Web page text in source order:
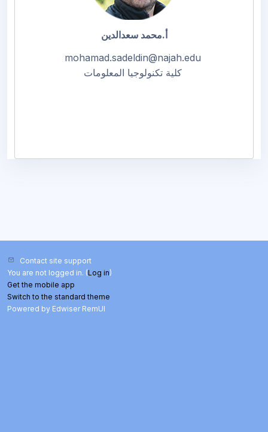
أ.محمد سعدالدين
mohamad.sadeldin@najah.edu
كلية تكنولوجيا المعلومات
Contact site support
You are not logged in. (Log in)
Get the mobile app
Switch to the standard theme
Powered by Edwiser RemUI